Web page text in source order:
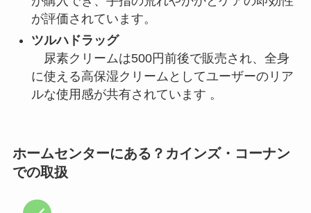
が評価されています。
ツルハドラッグ
尿素クリームは500円前後で販売され、全身
に使える高保湿クリームとしてユーザーのリア
ルな使用感が共有されています 。
ホームセンターにある？カインズ・コーナン
での取扱